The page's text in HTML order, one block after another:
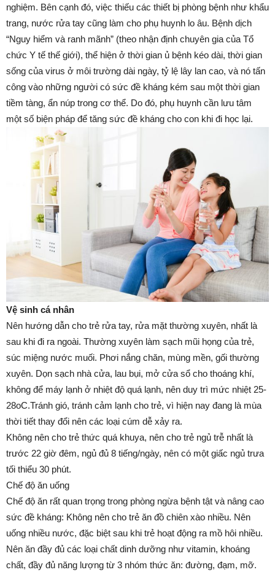
nghiệm. Bên cạnh đó, việc thiếu các thiết bị phòng bệnh như khẩu
trang, nước rửa tay cũng làm cho phụ huynh lo âu. Bệnh dịch
“Nguy hiểm và ranh mãnh” (theo nhận định chuyên gia của Tổ
chức Y tế thế giới), thể hiện ở thời gian ủ bệnh kéo dài, thời gian
sống của virus ở môi trường dài ngày, tỷ lệ lây lan cao, và nó tấn
công vào những người có sức đề kháng kém sau một thời gian
tiềm tàng, ẩn núp trong cơ thể. Do đó, phụ huynh cần lưu tâm
một số biện pháp để tăng sức đề kháng cho con khi đi học lại.
Vệ sinh cá nhân
Nên hướng dẫn cho trẻ rửa tay, rửa mặt thường xuyên, nhất là
sau khi đi ra ngoài. Thường xuyên làm sạch mũi họng của trẻ,
súc miệng nước muối. Phơi nắng chăn, mùng mền, gối thường
xuyên. Dọn sạch nhà cửa, lau bụi, mở cửa sổ cho thoáng khí,
không để máy lạnh ở nhiệt độ quá lạnh, nên duy trì mức nhiệt 25-
28oC.Tránh gió, tránh cảm lạnh cho trẻ, vì hiện nay đang là mùa
thời tiết thay đổi nên các loại cúm dễ xảy ra.
Không nên cho trẻ thức quá khuya, nên cho trẻ ngủ trễ nhất là
trước 22 giờ đêm, ngủ đủ 8 tiếng/ngày, nên có một giấc ngủ trưa
tối thiểu 30 phút.
Chế độ ăn uống
Chế độ ăn rất quan trọng trong phòng ngừa bệnh tật và nâng cao
sức đề kháng: Không nên cho trẻ ăn đồ chiên xào nhiều. Nên
uống nhiều nước, đặc biệt sau khi trẻ hoạt động ra mồ hôi nhiều.
Nên ăn đầy đủ các loại chất dinh dưỡng như vitamin, khoáng
chất, đầy đủ năng lượng từ 3 nhóm thức ăn: đường, đạm, mỡ.